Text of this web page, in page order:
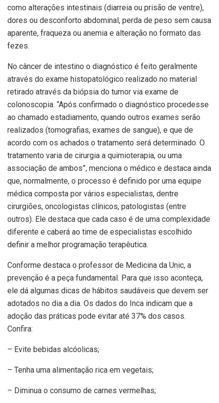
como alterações intestinais (diarreia ou prisão de ventre),
dores ou desconforto abdominal, perda de peso sem causa
aparente, fraqueza ou anemia e alteração no formato das
fezes.
No câncer de intestino o diagnóstico é feito geralmente
através do exame histopatológico realizado no material
retirado através da biópsia do tumor via exame de
colonoscopia. “Após confirmado o diagnóstico procedesse
ao chamado estadiamento, quando outros exames serão
realizados (tomografias, exames de sangue), e que de
acordo com os achados o tratamento será determinado. O
tratamento varia de cirurgia a quimioterapia, ou uma
associação de ambos”, menciona o médico e destaca ainda
que, normalmente, o processo é definido por uma equipe
médica composta por vários especialistas, dentre
cirurgiões, oncologistas clínicos, patologistas (entre
outros). Ele destaca que cada caso é de uma complexidade
diferente e caberá ao time de especialistas escolhido
definir a melhor programação terapêutica.
Conforme destaca o professor de Medicina da Unic, a
prevenção é a peça fundamental. Para que isso aconteça,
ele dá algumas dicas de hábitos saudáveis que devem ser
adotados no dia a dia. Os dados do Inca indicam que a
adoção das práticas pode evitar até 37% dos casos.
Confira:
– Evite bebidas alcóolicas;
– Tenha uma alimentação rica em vegetais;
– Diminua o consumo de carnes vermelhas;